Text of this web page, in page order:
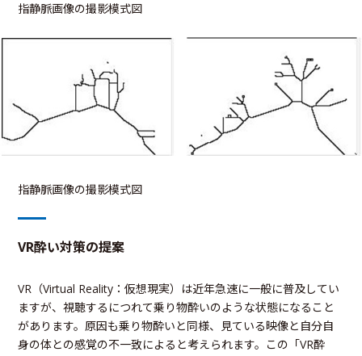
指静脈画像の撮影模式図
指静脈画像の撮影模式図
VR酔い対策の提案
VR（Virtual Reality：仮想現実）は近年急速に一般に普及してい
ますが、視聴するにつれて乗り物酔いのような状態になること
があります。原因も乗り物酔いと同様、見ている映像と自分自
身の体との感覚の不一致によると考えられます。この「VR酔